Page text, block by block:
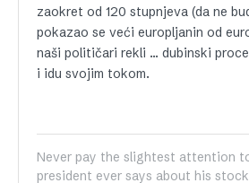
zaokret od 120 stupnjeva (da ne
pokazao se veći europljanin od
naši političari rekli … dubinski
i idu svojim tokom.
Never pay the slightest attention
president ever says about his